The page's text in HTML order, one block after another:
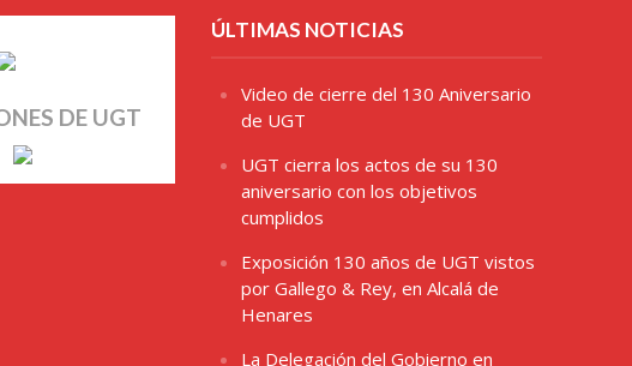
DE UGT
ÚLTIMAS NOTICIAS
Video de cierre del 130 Aniversario
de UGT
UGT cierra los actos de su 130
aniversario con los objetivos
cumplidos
Exposición 130 años de UGT vistos
por Gallego & Rey, en Alcalá de
Henares
La Delegación del Gobierno en